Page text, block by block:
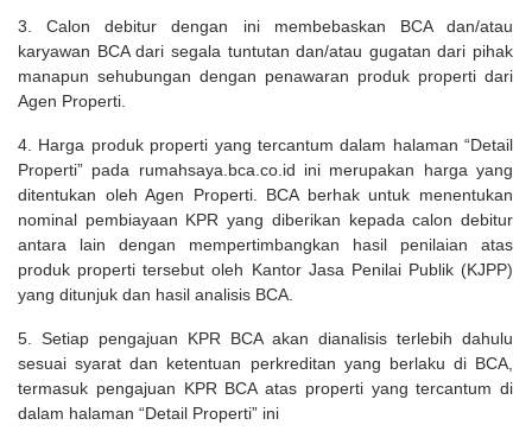
3. Calon debitur dengan ini membebaskan BCA dan/atau
karyawan BCA dari segala tuntutan dan/atau gugatan dari pihak
manapun sehubungan dengan penawaran produk properti dari
Agen Properti.
4. Harga produk properti yang tercantum dalam halaman “Detail
Properti” pada rumahsaya.bca.co.id ini merupakan harga yang
ditentukan oleh Agen Properti. BCA berhak untuk menentukan
nominal pembiayaan KPR yang diberikan kepada calon debitur
antara lain dengan mempertimbangkan hasil penilaian atas
produk properti tersebut oleh Kantor Jasa Penilai Publik (KJPP)
yang ditunjuk dan hasil analisis BCA.
5. Setiap pengajuan KPR BCA akan dianalisis terlebih dahulu
sesuai syarat dan ketentuan perkreditan yang berlaku di BCA,
termasuk pengajuan KPR BCA atas properti yang tercantum di
dalam halaman “Detail Properti” ini